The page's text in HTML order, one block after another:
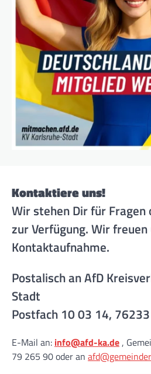
Kontaktiere uns!
Wir stehen Dir für Fragen
zur Verfügung. Wir
Kontaktaufnahme.
Postalisch an AfD
Stadt
Postfach 10 03 14,
E-Mail an: info@afd-ka.de,
79 265 90 oder an